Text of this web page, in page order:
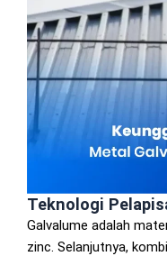
Teknologi
Galvalume adalah
zinc. Selanjutnya,